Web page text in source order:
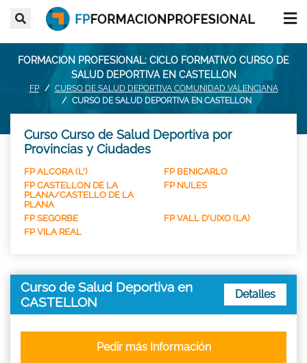
FORMACION PROFESIONAL: CICLO FORMATIVO CURSO DE
SALUD DEPORTIVA EN CASTELLON
FP
CURSO DE SALUD DEPORTIVA COMUNIDAD VALENCIANA
CURSO DE SALUD DEPORTIVA EN CASTELLON
Curso Curso de Salud Deportiva por
Provincias y Ciudades
FP ALCORA (L')
FP BENICARLO
FP CASTELLON DE LA
PLANA/CASTELLO DE LA
PLANA
FP NULES
FP SEGORBE
FP VALL D'UIXO (LA)
FP VILA REAL
Curso de Salud Deportiva en
CASTELLON
Detalles
Pedir más Información